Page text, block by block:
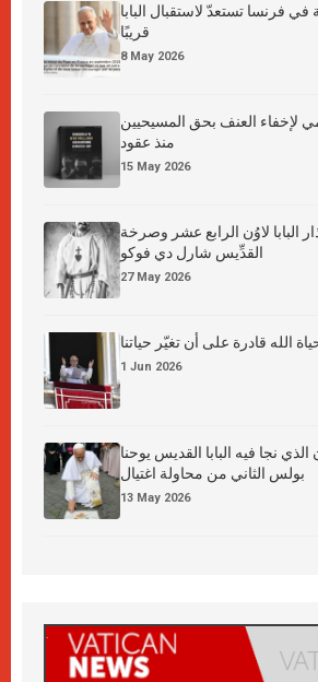
في فرنسا تستعدّ لاستقبال البابا
قريبًا
8 May 2026
لإخفاء العنف بحق المسيحيين
منذ عقود
15 May 2026
البابا لاوُن الرابع عشر وصرخة
القدِّيس شارل دي فوكو
27 May 2026
حياة الله قادرة على أن تغيّر حياتنا
1 Jun 2026
الذي نجا فيه البابا القديس يوحنا
بولس الثاني من محاولة اغتيال
13 May 2026